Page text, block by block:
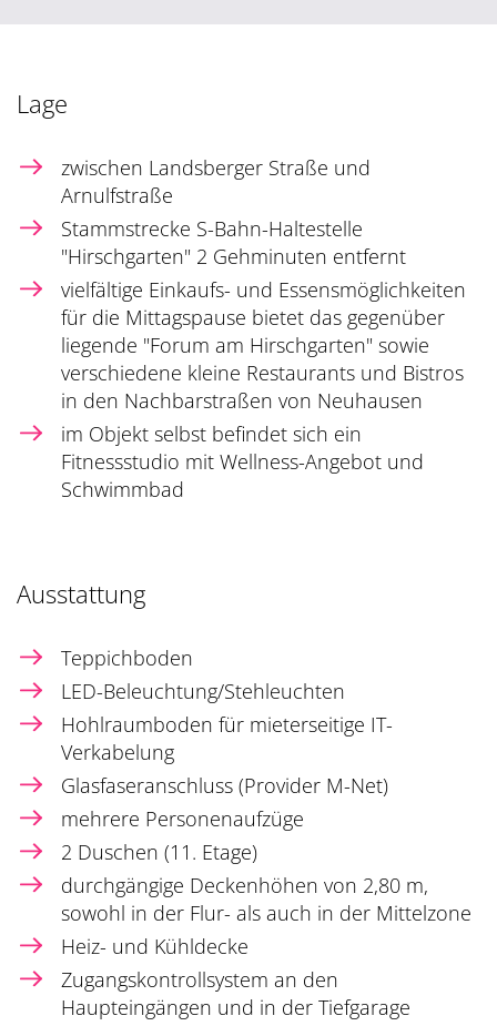
Lage
zwischen Landsberger Straße und
Arnulfstraße
Stammstrecke S-Bahn-Haltestelle
"Hirschgarten" 2 Gehminuten entfernt
vielfältige Einkaufs- und Essensmöglichkeiten
für die Mittagspause bietet das gegenüber
liegende "Forum am Hirschgarten" sowie
verschiedene kleine Restaurants und Bistros
in den Nachbarstraßen von Neuhausen
im Objekt selbst befindet sich ein
Fitnessstudio mit Wellness-Angebot und
Schwimmbad
Ausstattung
Teppichboden
LED-Beleuchtung/Stehleuchten
Hohlraumboden für mieterseitige IT-
Verkabelung
Glasfaseranschluss (Provider M-Net)
mehrere Personenaufzüge
2 Duschen (11. Etage)
durchgängige Deckenhöhen von 2,80 m,
sowohl in der Flur- als auch in der Mittelzone
Heiz- und Kühldecke
Zugangskontrollsystem an den
Haupteingängen und in der Tiefgarage